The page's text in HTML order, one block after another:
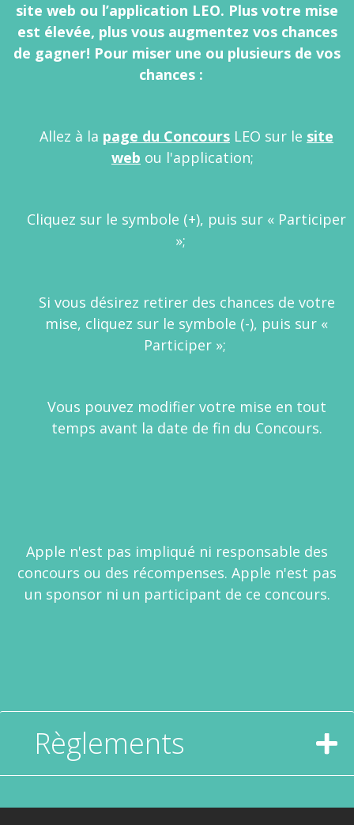
site web ou l’application LEO. Plus votre mise
est élevée, plus vous augmentez vos chances
de gagner! Pour miser une ou plusieurs de vos
chances :
Allez à la page du Concours LEO sur le site
web ou l'application;
Cliquez sur le symbole (+), puis sur « Participer
»;
Si vous désirez retirer des chances de votre
mise, cliquez sur le symbole (-), puis sur «
Participer »;
Vous pouvez modifier votre mise en tout
temps avant la date de fin du Concours.
Apple n'est pas impliqué ni responsable des
concours ou des récompenses. Apple n'est pas
un sponsor ni un participant de ce concours.
Règlements